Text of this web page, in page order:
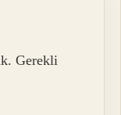
Gerekli